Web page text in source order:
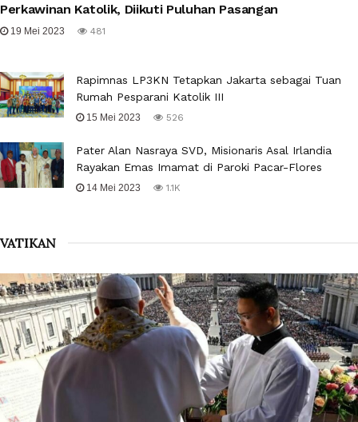
Perkawinan Katolik, Diikuti Puluhan Pasangan
19 Mei 2023 481
Rapimnas LP3KN Tetapkan Jakarta sebagai Tuan
Rumah Pesparani Katolik III
15 Mei 2023 526
Pater Alan Nasraya SVD, Misionaris Asal Irlandia
Rayakan Emas Imamat di Paroki Pacar-Flores
14 Mei 2023 1.1K
VATIKAN